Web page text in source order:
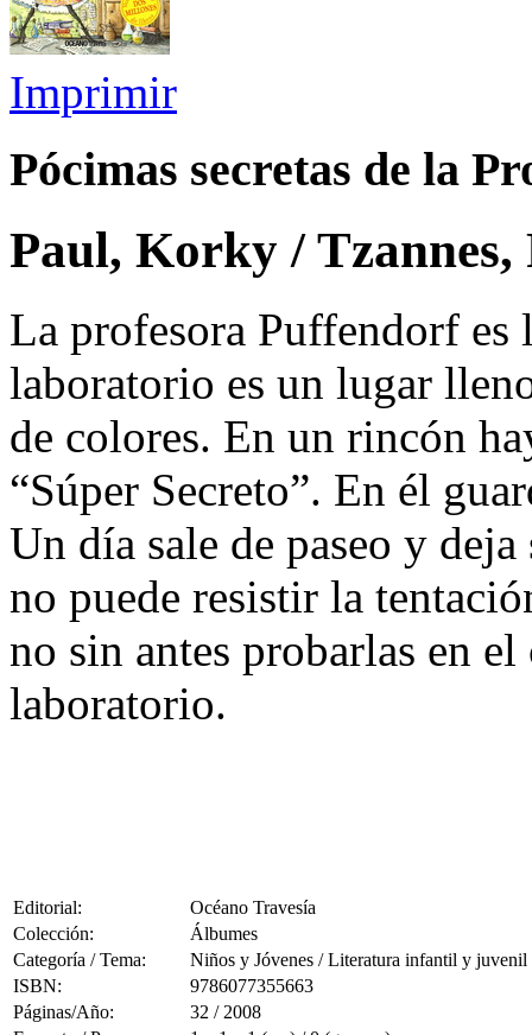
Imprimir
Pócimas secretas de la
Paul, Korky / Tzannes,
La profesora Puffendorf
laboratorio es un lugar
de colores. En un rincón
“Súper Secreto”. En él
Un día sale de paseo y
no puede resistir la
no sin antes probarlas en
laboratorio.
Editorial:
Océano Travesía
Colección:
Álbumes
Categoría / Tema:
Niños y Jóvenes / Literatura infantil y juvenil
ISBN:
9786077355663
Páginas/Año:
32 / 2008